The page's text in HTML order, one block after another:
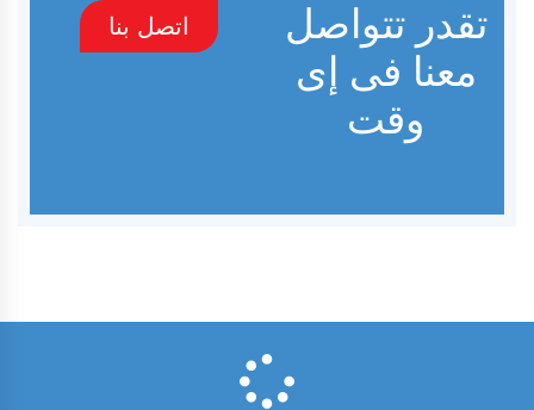
تقدر تتواصل
معنا فى إى
وقت
اتصل بنا